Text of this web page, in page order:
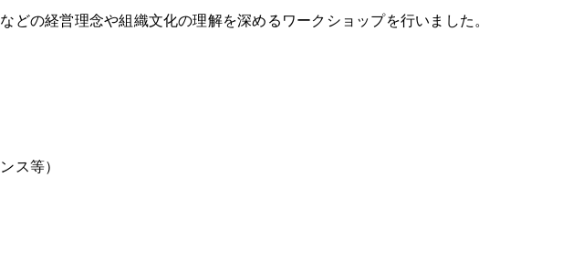
の経営理念や組織文化の理解を深めるワークショップを行いました。
ス等）